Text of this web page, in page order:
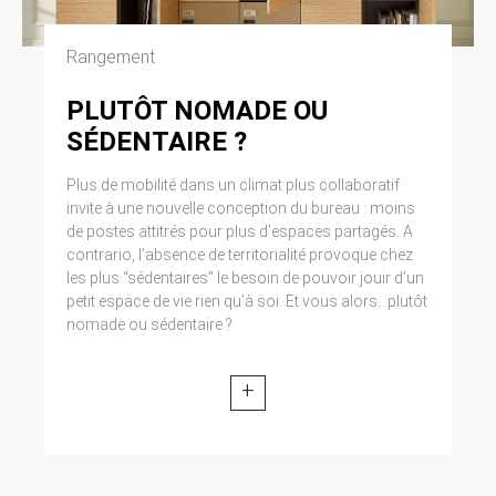
Rangement
PLUTÔT NOMADE OU
SÉDENTAIRE ?
Plus de mobilité dans un climat plus collaboratif
invite à une nouvelle conception du bureau : moins
de postes attitrés pour plus d’espaces partagés. A
contrario, l’absence de territorialité provoque chez
les plus “sédentaires” le besoin de pouvoir jouir d’un
petit espace de vie rien qu’à soi. Et vous alors...plutôt
nomade ou sédentaire ?
+
Cliquez en haut à droite du navigateur sur le
lignes horizontales). Sélectionnez Paramètres.
Dans la section ‘Confidentialité’, cliquez sur
préférences. Dans l’onglet ‘Confidentialité’,
vous pouvez bloquer les cookies.
9. DROIT APPLICABLE ET
ATTRIBUTION DE
JURIDICTION.
Tout litige en relation avec l’utilisation du site
https://clen.fr est soumis au droit français. Il est
10. LES PRINCIPALES LOIS